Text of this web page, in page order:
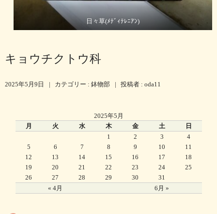
日々草(ﾒﾃﾞｨﾃﾚﾆｱﾝ)
キョウチクトウ科
2025年5月9日 | カテゴリー : 鉢物部 | 投稿者 : oda11
2025年5月
月
火 水 木 金 土 日
« 4月 6月 »
1 2 3
4
5
6 7 8 9 10
11
12
13 14 15 16 17
18
19
20 21 22 23 24
25
26
27 28 29 30 31